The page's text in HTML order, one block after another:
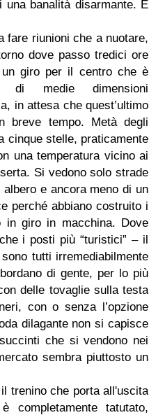
banalità disarmante. E
fare riunioni che a nuotare,
dove passo tredici ore
giro per il centro che è
di medie dimensioni
in attesa che quest’ultimo
breve tempo. Metà degli
cinque stelle, praticamente
una temperatura vicino ai
Si vedono solo strade
e ancora meno di un
perché abbiano costruito i
in giro in macchina. Dove
i posti più “turistici” – il
tutti irremediabilmente
di gente, per lo più
delle tovaglie sulla testa
con o senza l’opzione
dilagante non si capisce
che si vendono nei
sembra piuttosto un
trenino che porta all'uscita
tatutato,